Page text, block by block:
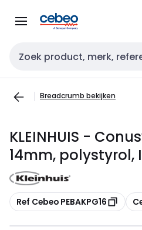
naar
naar
Zoekveld invoer
Breadcrumb bekijken
KLEINHUIS -
14mm, polystyrol,
Kopiëren
Ref Cebeo PEBAKPG16